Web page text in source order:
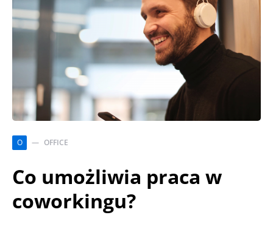
O OFFICE
Co umożliwia praca w
coworkingu?